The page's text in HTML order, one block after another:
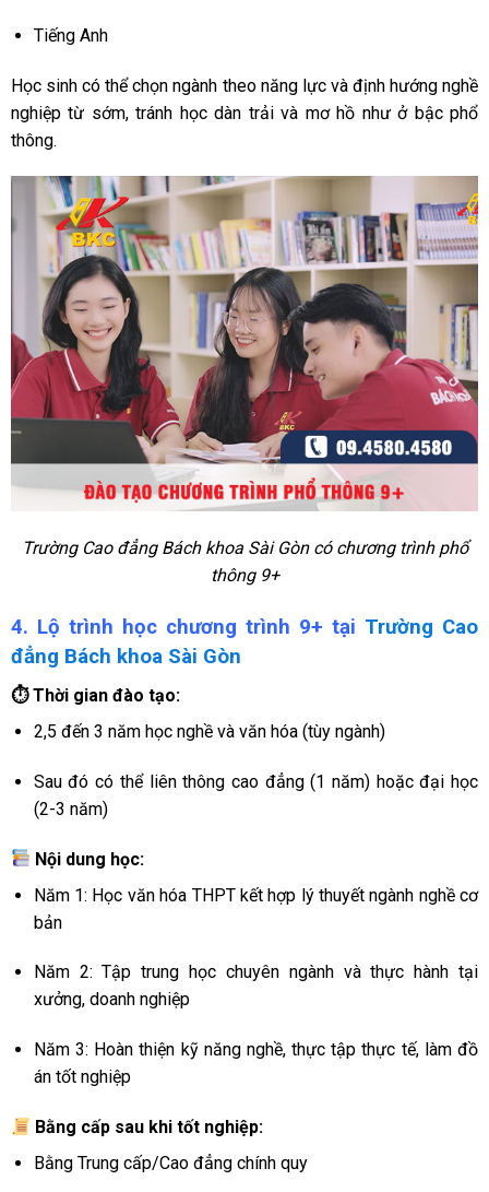
Tiếng Anh
Học sinh có thể chọn ngành theo năng lực và định hướng nghề
nghiệp từ sớm, tránh học dàn trải và mơ hồ như ở bậc phổ
thông.
Trường Cao đẳng Bách khoa Sài Gòn có chương trình phổ
thông 9+
4. Lộ trình học chương trình 9+ tại Trường Cao
đẳng Bách khoa Sài Gòn
⏱ Thời gian đào tạo:
2,5 đến 3 năm học nghề và văn hóa (tùy ngành)
Sau đó có thể liên thông cao đẳng (1 năm) hoặc đại học
(2-3 năm)
Nội dung học:
Năm 1: Học văn hóa THPT kết hợp lý thuyết ngành nghề cơ
bản
Năm 2: Tập trung học chuyên ngành và thực hành tại
xưởng, doanh nghiệp
Năm 3: Hoàn thiện kỹ năng nghề, thực tập thực tế, làm đồ
án tốt nghiệp
Bằng cấp sau khi tốt nghiệp:
Bằng Trung cấp/Cao đẳng chính quy